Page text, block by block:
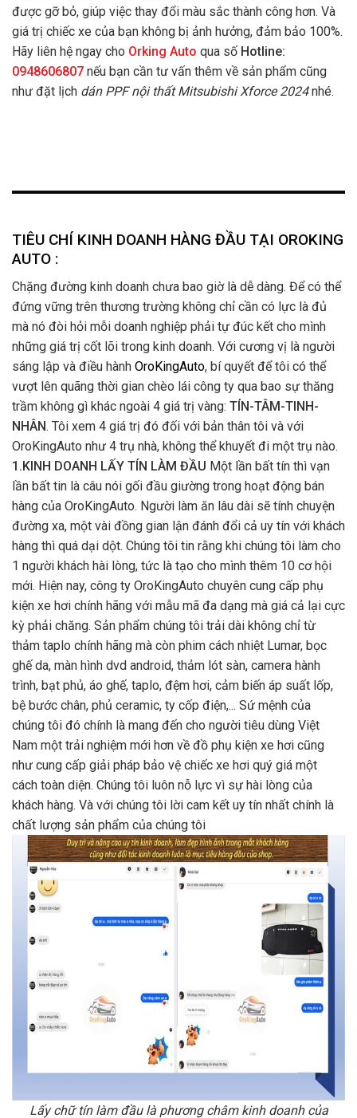
được gỡ bỏ, giúp việc thay đổi màu sắc thành công hơn. Và
giá trị chiếc xe của bạn không bị ảnh hưởng, đảm bảo 100%.
Hãy liên hệ ngay cho Orking Auto qua số Hotline:
0948606807 nếu bạn cần tư vấn thêm về sản phẩm cũng
như đặt lịch dán PPF nội thất Mitsubishi Xforce 2024nhé.
TIÊU CHÍ KINH DOANH HÀNG ĐẦU TẠI OROKING
AUTO :
Chặng đường kinh doanh chưa bao giờ là dễ dàng. Để có thể
đứng vững trên thương trường không chỉ cần có lực là đủ
mà nó đòi hỏi mỗi doanh nghiệp phải tự đúc kết cho mình
những giá trị cốt lõi trong kinh doanh. Với cương vị là người
sáng lập và điều hành OroKingAuto, bí quyết để tôi có thể
vượt lên quãng thời gian chèo lái công ty qua bao sự thăng
trầm không gì khác ngoài 4 giá trị vàng: TÍN-TÂM-TINH-
NHÂN. Tôi xem 4 giá trị đó đối với bản thân tôi và với
OroKingAuto như 4 trụ nhà, không thể khuyết đi một trụ nào.
1.KINH DOANH LẤY TÍN LÀM ĐẦU Một lần bất tín thì vạn
lần bất tin là câu nói gối đầu giường trong hoạt động bán
hàng của OroKingAuto. Người làm ăn lâu dài sẽ tính chuyện
đường xa, một vài đồng gian lận đánh đổi cả uy tín với khách
hàng thì quá dại dột. Chúng tôi tin rằng khi chúng tôi làm cho
1 người khách hài lòng, tức là tạo cho mình thêm 10 cơ hội
mới. Hiện nay, công ty OroKingAuto chuyên cung cấp phụ
kiện xe hơi chính hãng với mẫu mã đa dạng mà giá cả lại cực
kỳ phải chăng. Sản phẩm chúng tôi trải dài không chỉ từ
thảm taplo chính hãng mà còn phim cách nhiệt Lumar, bọc
ghế da, màn hình dvd android, thảm lót sàn, camera hành
trình, bạt phủ, áo ghế, taplo, đệm hơi, cảm biến áp suất lốp,
bệ bước chân, phủ ceramic, ty cốp điện,... Sứ mệnh của
chúng tôi đó chính là mang đến cho người tiêu dùng Việt
Nam một trải nghiệm mới hơn về đồ phụ kiện xe hơi cũng
như cung cấp giải pháp bảo vệ chiếc xe hơi quý giá một
cách toàn diện. Chúng tôi luôn nỗ lực vì sự hài lòng của
khách hàng. Và với chúng tôi lời cam kết uy tín nhất chính là
chất lượng sản phẩm của chúng tôi
Lấy chữ tín làm đầu là phương châm kinh doanh của